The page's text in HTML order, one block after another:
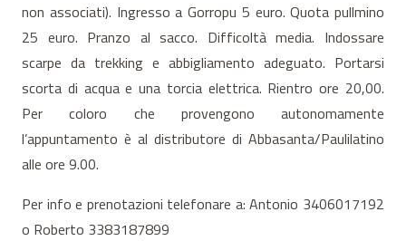
non associati). Ingresso a Gorropu 5 euro. Quota pullmino
25 euro. Pranzo al sacco. Difficoltà media. Indossare
scarpe da trekking e abbigliamento adeguato. Portarsi
scorta di acqua e una torcia elettrica. Rientro ore 20,00.
Per coloro che provengono autonomamente
l’appuntamento è al distributore di Abbasanta/Paulilatino
alle ore 9.00.
Per info e prenotazioni telefonare a: Antonio 3406017192
o Roberto 3383187899